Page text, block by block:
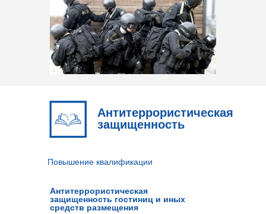
Антитеррористическая
защищенность
Повышение квалификации
Антитеррористическая
защищенность гостиниц и иных
средств размещения